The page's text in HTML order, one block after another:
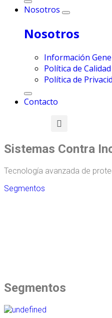
Nosotros
Nosotros
Información
Política de
Política de
Contacto
Sistemas Contra
Tecnología avanzada de
Segmentos
Segmentos